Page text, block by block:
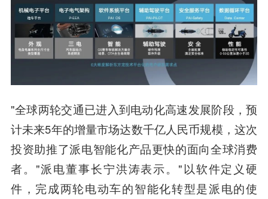
"全球两轮交通已进入到电动化高速发展阶段，预
计未来5年的增量市场达数千亿人民币规模，这次
投资助推了派电智能化产品更快的面向全球消费
者。"派电董事长宁洪涛表示。"以软件定义硬
件，完成两轮电动车的智能化转型是派电的使